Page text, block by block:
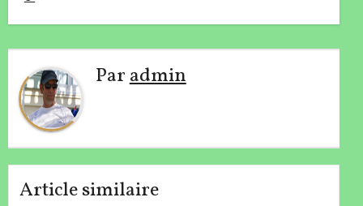
de
l’article
Paradmin
Article similaire